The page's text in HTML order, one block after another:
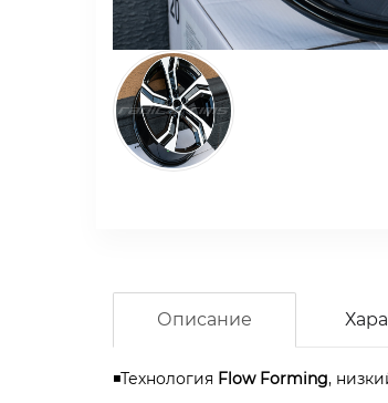
Описание
◾Технология Flow Forming,